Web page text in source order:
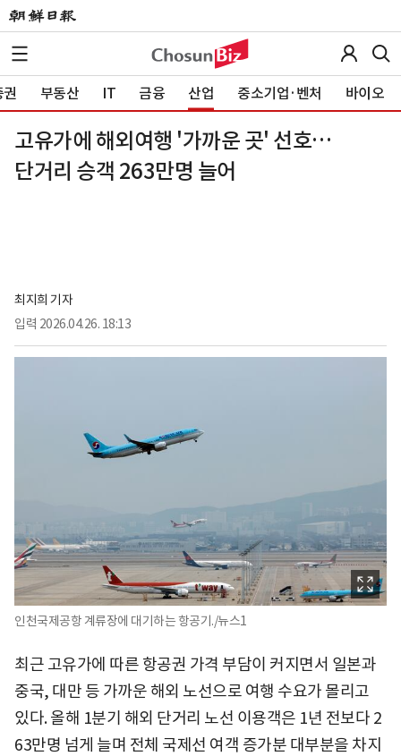
부동산 IT 금융 산업 중소기업·벤처 바이오
고유가에 해외여행 '가까운 곳' 선호…
단거리 승객 263만명 늘어
최지희 기자
입력 2026.04.26. 18:13
인천국제공항 계류장에 대기하는 항공기./뉴스1
최근 고유가에 따른 항공권 가격 부담이 커지면서 일본과
중국, 대만 등 가까운 해외 노선으로 여행 수요가 몰리고
있다. 올해 1분기 해외 단거리 노선 이용객은 1년 전보다 2
63만명 넘게 늘며 전체 국제선 여객 증가분 대부분을 차지